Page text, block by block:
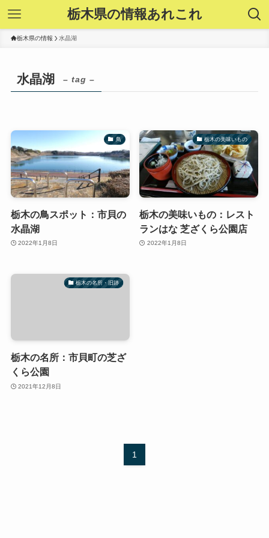
栃木県の情報あれこれ
栃木県の情報 水晶湖
水晶湖 – tag –
鳥
栃木の鳥スポット：市貝の
水晶湖
2022年1月8日
栃木の美味いもの
栃木の美味いもの：レスト
ランはな 芝ざくら公園店
2022年1月8日
栃木の名所・旧跡
栃木の名所：市貝町の芝ざ
くら公園
2021年12月8日
1